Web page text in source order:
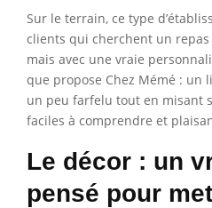
Sur le terrain, ce type
clients qui cherchent un
mais avec une vraie
que propose Chez Mémé : un
un peu farfelu tout en misant
faciles à comprendre et
Le décor : un
pensé pour